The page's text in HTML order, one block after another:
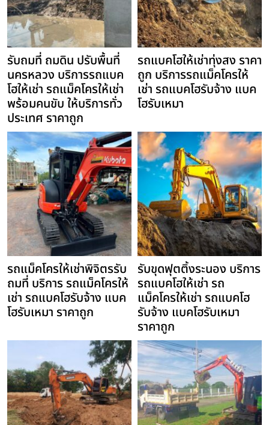
รับถมที่ ถมดิน ปรับพื้นที่
นครหลวง บริการรถแบค
โฮให้เช่า รถแม็คโครให้เช่า
พร้อมคนขับ ให้บริการทั่ว
ประเทศ ราคาถูก
รถแบคโฮให้เช่าทุ่งสง ราคา
ถูก บริการรถแม็คโครให้
เช่า รถแบคโฮรับจ้าง แบค
โฮรับเหมา
รถแม็คโครให้เช่าพิจิตรรับ
ถมที่ บริการ รถแม็คโครให้
เช่า รถแบคโฮรับจ้าง แบค
โฮรับเหมา ราคาถูก
รับขุดฟุตติ้งระนอง บริการ
รถแบคโฮให้เช่า รถ
แม็คโครให้เช่า รถแบคโฮ
รับจ้าง แบคโฮรับเหมา
ราคาถูก